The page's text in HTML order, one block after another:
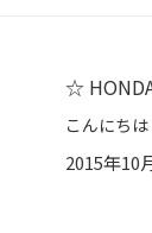
☆
2015年10